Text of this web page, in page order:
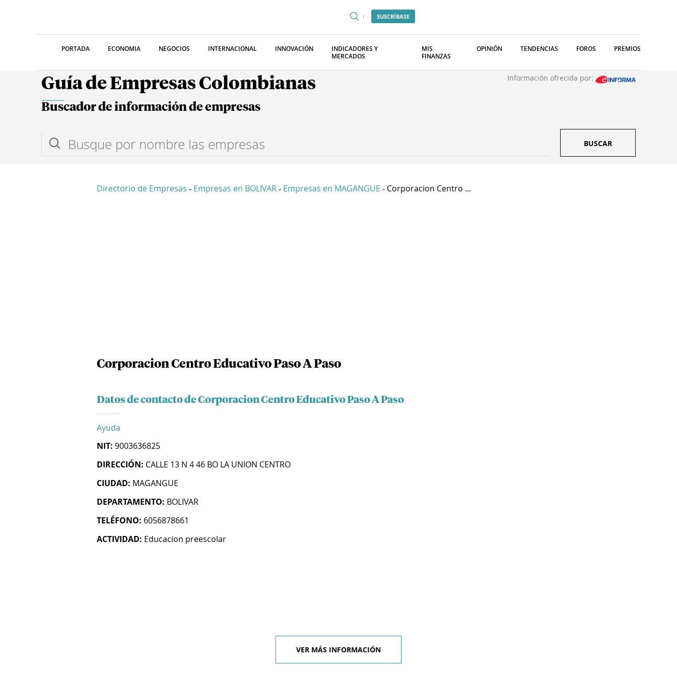
SUSCRÍBASE
PORTADA ECONOMIA NEGOCIOS INTERNACIONAL INNOVACIÓN
INDICADORES Y
MERCADOS
MIS
FINANZAS
OPINIÓN TENDENCIAS FOROS PREMIOS
Guía de Empresas Colombianas Información ofrecida por:
Buscador de información de empresas
BUSCAR
Directorio de Empresas - Empresas en BOLIVAR - Empresas en MAGANGUE - Corporacion Centro ...
Corporacion Centro Educativo Paso A Paso
Datos de contacto de Corporacion Centro Educativo Paso A Paso
Ayuda
NIT: 9003636825
DIRECCIÓN: CALLE 13 N 4 46 BO LA UNION CENTRO
CIUDAD: MAGANGUE
DEPARTAMENTO: BOLIVAR
TELÉFONO: 6056878661
ACTIVIDAD: Educacion preescolar
VER MÁS INFORMACIÓN